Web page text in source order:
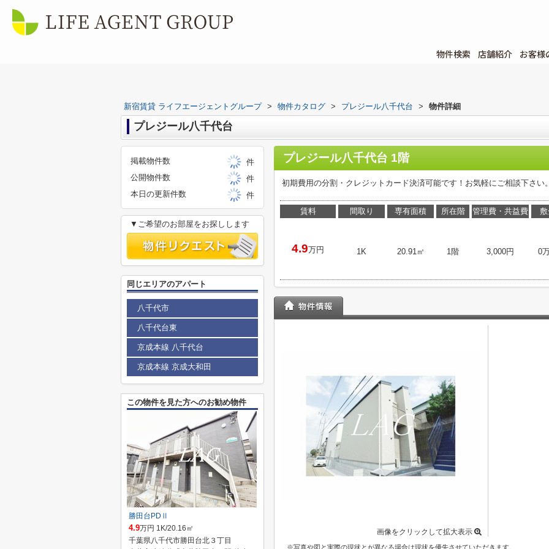
物件検索 店舗紹介 お客様
新宿賃貸 ライフエージェントグループ > 物件カタログ > プレジール八千代台 > 物件詳細
プレジール八千代台
プレジール八千代台 1階
初期費用の分割・クレジットカード決済可能です！お気軽にご相談下さい
賃料
4.9万円
間取り
1K
専有面積
20.91㎡
所在階
1階
管理費・共益費
3,000円 0
画像をクリックして拡大表示
※写真や図と実際の現状とが異なる場合は現状を優先させていただきます。
掲載物件数
件
公開物件数
件
本日の更新件数
件
▼ご希望のお部屋をお探しします
同じエリアのアパート
八千代市
八千代台東
京成本線 八千代台
京成本線 京成大和田
この物件を見た方へのお勧め物件
勝田台PDⅡ
4.9万円 1K/20.16㎡
千葉県八千代市勝田台北３丁目